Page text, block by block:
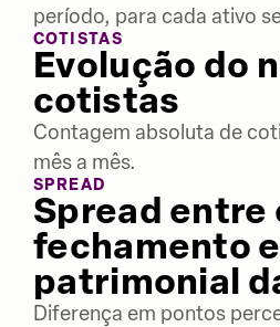
período, para cada ativo
COTISTAS
Evolução do
cotistas
Contagem absoluta de
mês a mês.
SPREAD
Spread entre
fechamento
patrimonial
Diferença em pontos